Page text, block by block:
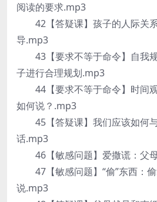
阅读的要求.mp3
42【答疑课】孩子的人际关系
导.mp3
43【要求不等于命令】自我
子进行合理规划.mp3
44【要求不等于命令】时间
如何说？.mp3
45【答疑课】我们应该如何
话.mp3
46【敏感问题】爱撒谎：父
47【敏感问题】“偷”东西：偷
说.mp3